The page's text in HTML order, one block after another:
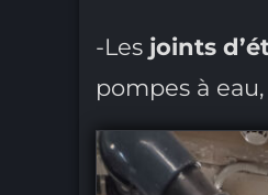
-Les joints
pompes à